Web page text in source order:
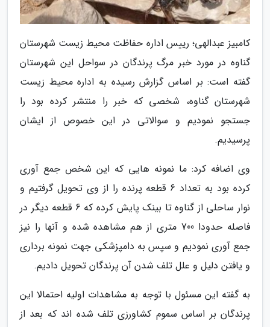
کامبیز عبدالهی؛ رییس اداره حفاظت محیط زیست شهرستان
گناوه در مورد خبر مرگ پرندگان در سواحل این شهرستان
گفته است: بر اساس گزارش رسیده به اداره محیط زیست
شهرستان گناوه، شخصی که خبر را منتشر کرده بود را
جستجو نمودیم و سوالاتی در این خصوص از ایشان
پرسیدیم.
وی اضافه کرد: ما نمونه هایی که این شخص جمع آوری
کرده بود به تعداد 6 قطعه پرنده را از وی تحویل گرفتیم و
نوار ساحلی از گناوه تا بینک پایش کرده که 6 قطعه دیگر در
فاصله حدودا 700 متری از هم مشاهده شده و آنها را نیز
جمع آوری نمودیم و سپس به دامپزشکی جهت نمونه برداری
و یافتن دلیل و علل تلف شدن آن پرندگان تحویل دادیم.
به گفته این مسئول با توجه به مشاهدات اولیه احتمالا این
پرندگان بر اساس سموم کشاورزی تلف شده اند که بعد از